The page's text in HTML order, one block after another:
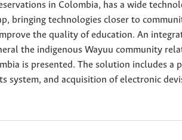
in Colombia, has a wide
bringing technologies closer to
the quality of education. An
the indigenous Wayuu community
is presented. The solution includes a
system, and acquisition of electronic